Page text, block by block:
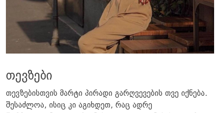
თევზები
თევზებისთვის მარტი პირადი გარღვევების თვე იქნება.
შესაძლოა, ისიც კი აგიხდეთ, რაც ადრე